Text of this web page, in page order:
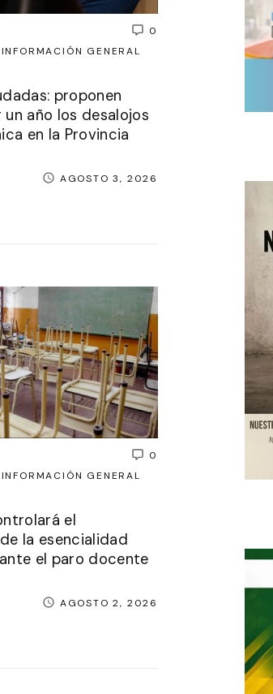
0
INFORMACIÓN GENERAL
proponen
año los desalojos
en la Provincia
AGOSTO 3, 2026
0
INFORMACIÓN GENERAL
el
la esencialidad
el paro docente
AGOSTO 2, 2026